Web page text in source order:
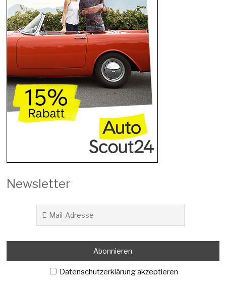
Newsletter
Datenschutzerklärung akzeptieren